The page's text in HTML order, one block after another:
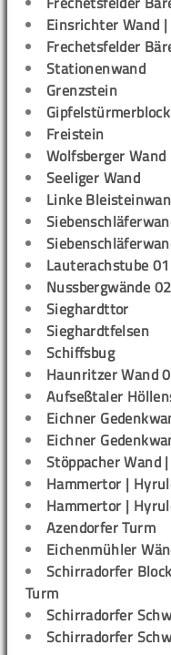
Einsrichter Wand |
Frechetsfelder
Stationenwand
Grenzstein
Gipfelstürmerblock
Freistein
Wolfsberger Wand
Seeliger Wand
Linke
Lauterachstube
Nussbergwände
Sieghardttor
Sieghardtfelsen
Schiffsbug
Haunritzer Wand
Aufseßtaler
Eichner
Eichner
Stöppacher Wand
Hammertor |
Hammertor |
Azendorfer Turm
Eichenmühler
Schirradorfer
Turm
Schirradorfer
Schirradorfer